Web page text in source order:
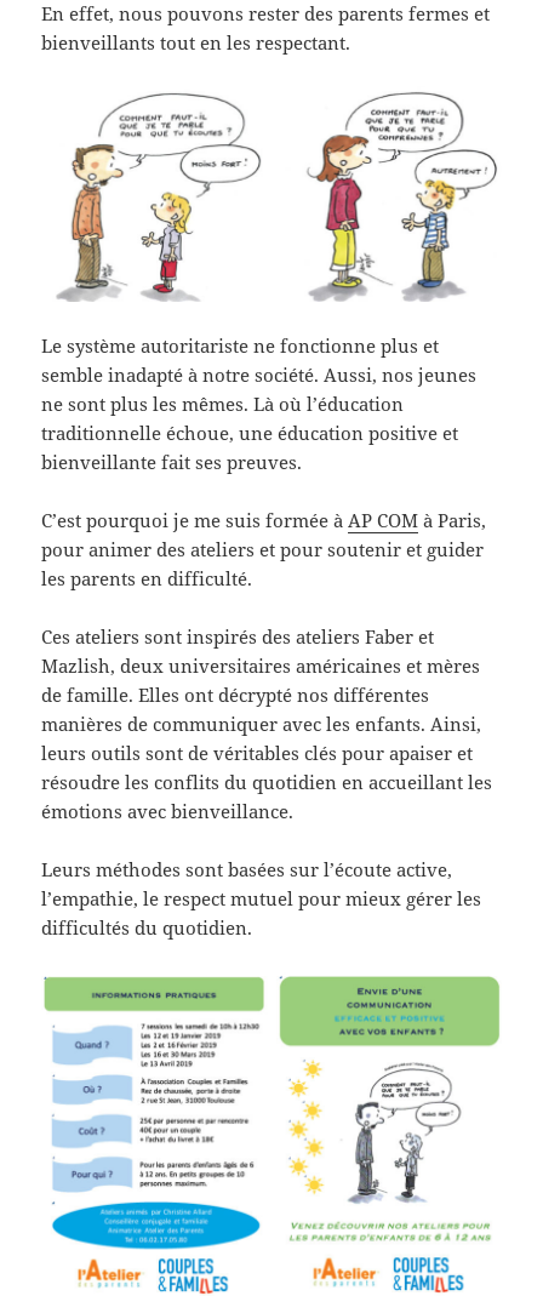
En effet, nous pouvons rester des parents fermes et
bienveillants tout en les respectant.
Le système autoritariste ne fonctionne plus et
semble inadapté à notre société. Aussi, nos jeunes
ne sont plus les mêmes. Là où l’éducation
traditionnelle échoue, une éducation positive et
bienveillante fait ses preuves.
C’est pourquoi je me suis formée àAP COM à Paris,
pour animer des ateliers et pour soutenir et guider
les parents en difficulté.
Ces ateliers sont inspirés des ateliers Faber et
Mazlish, deux universitaires américaines et mères
de famille. Elles ont décrypté nos différentes
manières de communiquer avec les enfants. Ainsi,
leurs outils sont de véritables clés pour apaiser et
résoudre les conflits du quotidien en accueillant les
émotions avec bienveillance.
Leurs méthodes sont basées sur l’écoute active,
l’empathie, le respect mutuel pour mieux gérer les
difficultés du quotidien.